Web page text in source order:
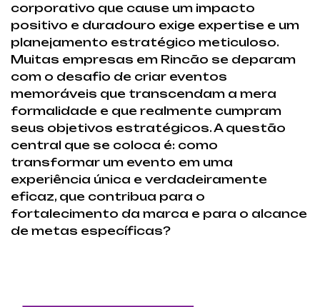
corporativo que cause um impacto
positivo e duradouro exige expertise e um
planejamento estratégico meticuloso.
Muitas empresas em Rincão se deparam
com o desafio de criar eventos
memoráveis que transcendam a mera
formalidade e que realmente cumpram
seus objetivos estratégicos. A questão
central que se coloca é: como
transformar um evento em uma
experiência única e verdadeiramente
eficaz, que contribua para o
fortalecimento da marca e para o alcance
de metas específicas?